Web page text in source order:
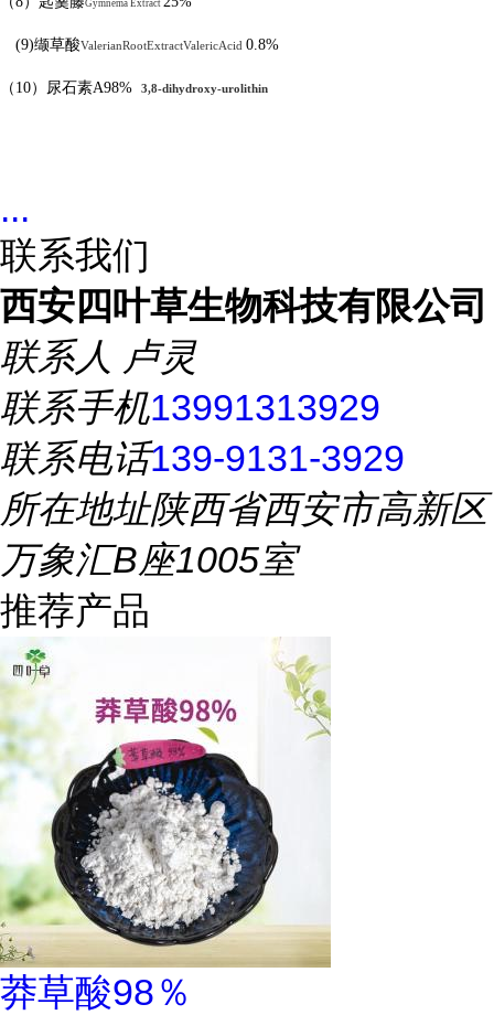
Gymnema Extract
(9)缬草酸ValerianRootExtractValericAcid 0.8%
（ 10）尿石素A98% 3,8-dihydroxy-urolithin
...
联系我们
西安四叶草生物科技有限公司
联系人 卢灵
联系手机13991313929
联系电话139-9131-3929
所在地址陕西省西安市高新区
万象汇B座1005室
推荐产品
莽草酸98％